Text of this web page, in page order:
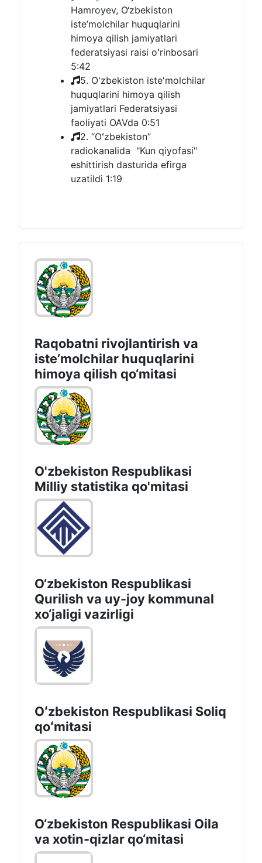
Hamroyev, O‘zbekiston
iste’molchilar huquqlarini
himoya qilish jamiyatlari
federatsiyasi raisi oʻrinbosari
5:42
5. O'zbekiston iste'molchilar
huquqlarini himoya qilish
jamiyatlari Federatsiyasi
faoliyati OAVda 0:51
2. “Oʻzbekiston”
radiokanalida "Kun qiyofasi"
eshittirish dasturida efirga
uzatildi 1:19
Raqobatni rivojlantirish va
isteʼmolchilar huquqlarini
himoya qilish qo‘mitasi
O'zbekiston Respublikasi
Milliy statistika qo'mitasi
O‘zbekiston Respublikasi
Qurilish va uy-joy kommunal
xo‘jaligi vazirligi
Oʻzbekiston Respublikasi Soliq
qoʻmitasi
O‘zbekiston Respublikasi Oila
va xotin-qizlar qo‘mitasi